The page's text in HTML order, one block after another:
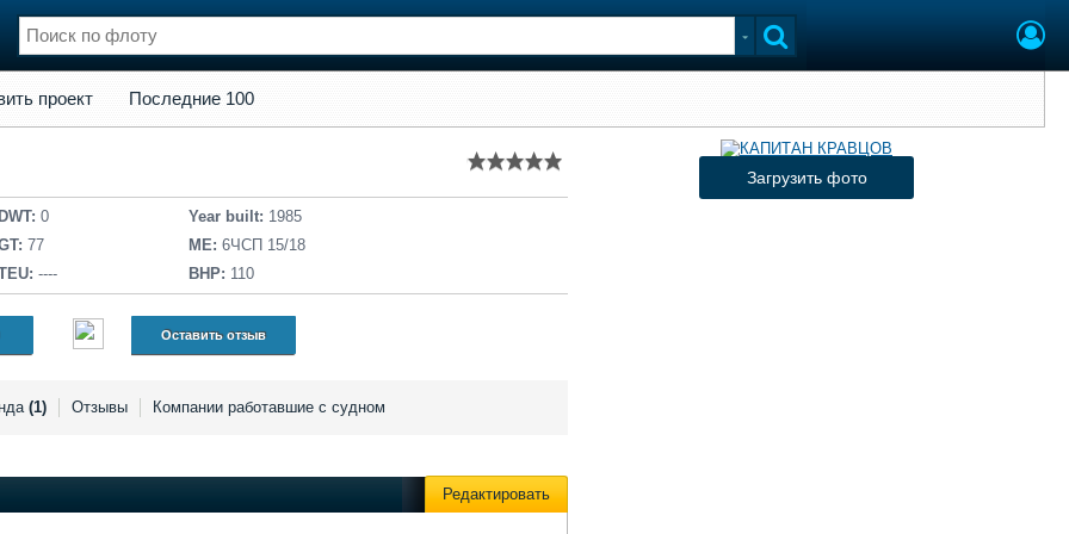
Флот
Отзывы
Все службы
проект Последние 100
DWT: 0
77
----
Year built: 1985
ME: 6ЧСП 15/18
BHP: 110
Оставить отзыв
Загрузить фото
(1) Отзывы Компании работавшие с судном
Редактировать